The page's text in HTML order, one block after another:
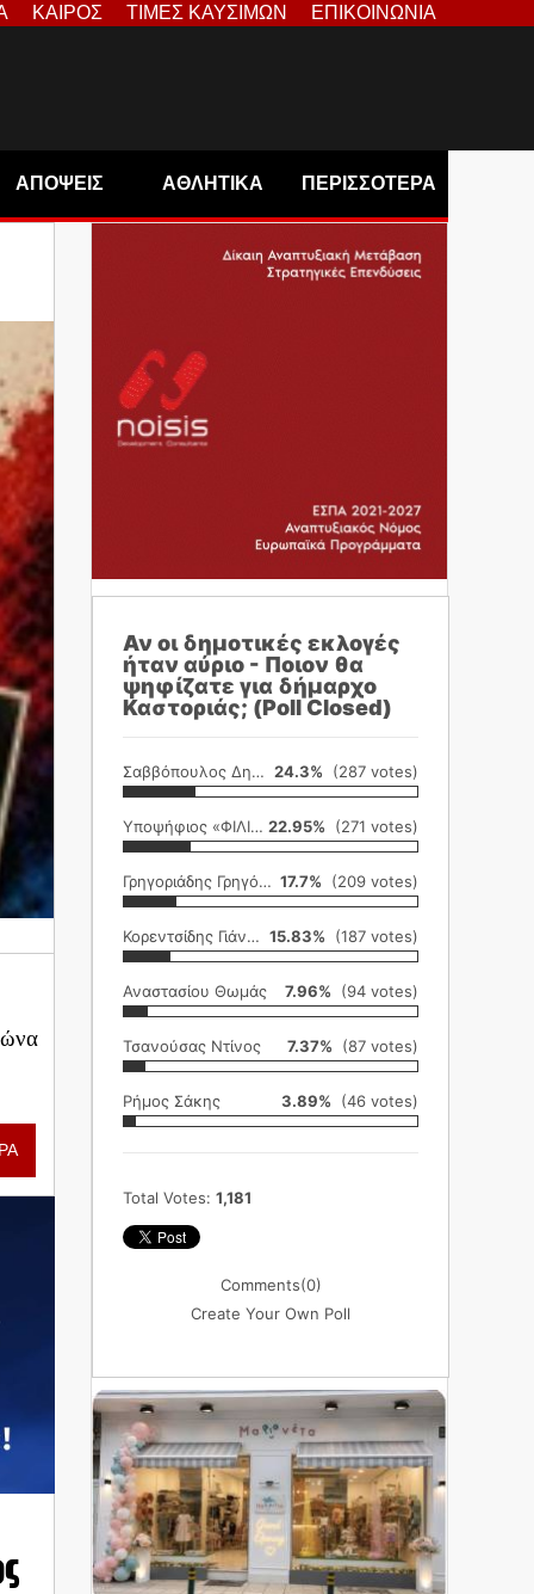
ΚΑΙΡΟΣ ΤΙΜΕΣ ΚΑΥΣΙΜΩΝ ΕΠΙΚΟΙΝΩΝΙΑ
ΑΠΟΨΕΙΣ ΑΘΛΗΤΙΚΑ ΠΕΡΙΣΣΟΤΕΡΑ
Αν οι δημοτικές εκλογές
ήταν αύριο - Ποιον θα
ψηφίζατε για δήμαρχο
Καστοριάς; (Poll Closed)
Σαββόπουλος Δημήτρης 24.3% (287 votes)
Υποψήφιος «ΦΙΛΙΚΗ ΕΤΑΙΡΕΙΑ» 22.95% (271 votes)
Γρηγοριάδης Γρηγόρης 17.7% (209 votes)
Κορεντσίδης Γιάννης 15.83% (187 votes)
Αναστασίου Θωμάς 7.96% (94 votes)
Τσανούσας Ντίνος 7.37% (87 votes)
Ρήμος Σάκης 3.89% (46 votes)
Total Votes: 1,181
Comments(0)
Create Your Own Poll